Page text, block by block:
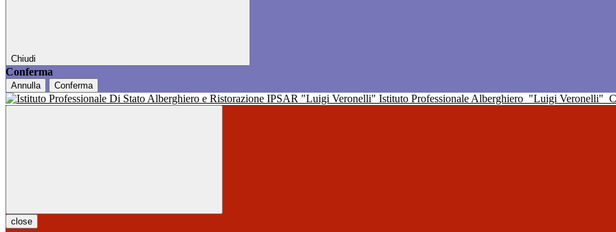
Chiudi
Conferma
Annulla Conferma
Istituto Professionale Alberghiero "Luigi Veronelli"
close